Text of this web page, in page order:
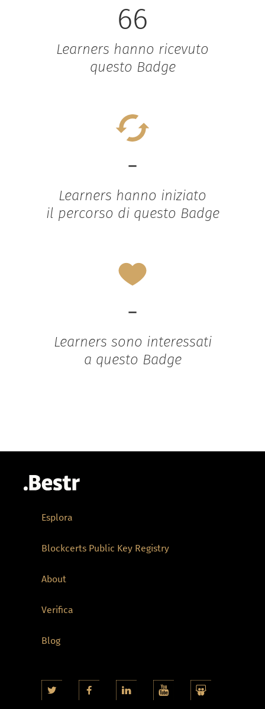
66
Learners hanno ricevuto
questo Badge
-
Learners hanno iniziato
il percorso di questo Badge
-
Learners sono interessati
a questo Badge
Esplora
Blockcerts Public Key Registry
About
Verifica
Blog